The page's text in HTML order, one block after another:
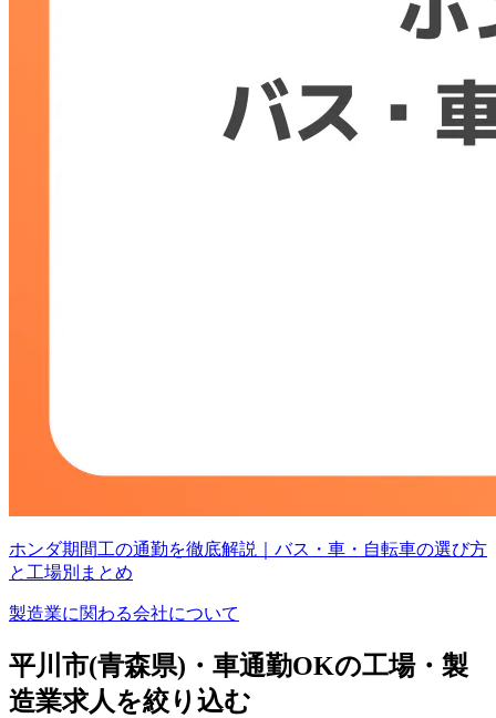
ホンダ期間工の通勤を徹底解説｜バス・車・自転車の選び方
と工場別まとめ
製造業に関わる会社について
平川市(青森県)・車通勤OKの工場・製
造業求人を絞り込む